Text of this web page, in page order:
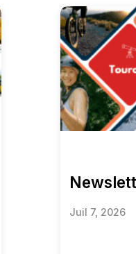
Juil 7, 2026